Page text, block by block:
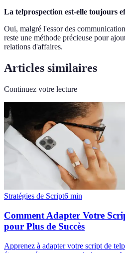
La telprospection est-elle toujours
Oui, malgré l'essor des
reste une méthode précieuse pour
relations d'affaires.
Articles similaires
Continuez votre lecture
Stratégies de Script6 min
Comment Adapter Votre
pour Plus de Succès
Apprenez à adapter votre script de